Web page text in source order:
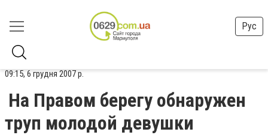
Рус
09:15, 6 грудня 2007 р.
На Правом берегу обнаружен
труп молодой девушки